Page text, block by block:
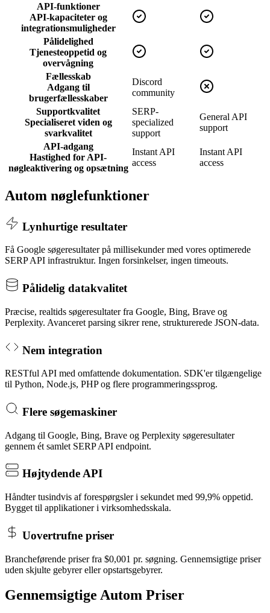
API-funktioner
API-kapaciteter og
integrationsmuligheder
Pålidelighed
Tjenesteoppetid og
overvågning
Fællesskab
Adgang til
brugerfællesskaber
Discord
community
Supportkvalitet
Specialiseret viden og
svarkvalitet
SERP-
specialized
support
General API
support
API-adgang
Hastighed for API-
nøgleaktivering og opsætning
Instant API
access
Instant API
access
Autom nøglefunktioner
Lynhurtige resultater
Få Google søgeresultater på millisekunder med vores optimerede
SERP API infrastruktur. Ingen forsinkelser, ingen timeouts.
Pålidelig datakvalitet
Præcise, realtids søgeresultater fra Google, Bing, Brave og
Perplexity. Avanceret parsing sikrer rene, strukturerede JSON-data.
Nem integration
RESTful API med omfattende dokumentation. SDK'er tilgængelige
til Python, Node.js, PHP og flere programmeringssprog.
Flere søgemaskiner
Adgang til Google, Bing, Brave og Perplexity søgeresultater
gennem ét samlet SERP API endpoint.
Højtydende API
Håndter tusindvis af forespørgsler i sekundet med 99,9% oppetid.
Bygget til applikationer i virksomhedsskala.
Uovertrufne priser
Brancheførende priser fra $0,001 pr. søgning. Gennemsigtige priser
uden skjulte gebyrer eller opstartsgebyrer.
Gennemsigtige Autom Priser